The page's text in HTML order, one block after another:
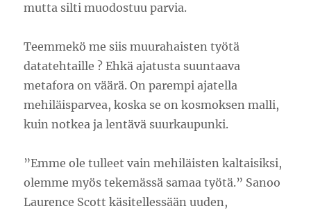
mutta silti muodostuu parvia.
Teemmekö me siis muurahaisten työtä
datatehtaille ? Ehkä ajatusta suuntaava
metafora on väärä. On parempi ajatella
mehiläisparvea, koska se on kosmoksen malli,
kuin notkea ja lentävä suurkaupunki.
”Emme ole tulleet vain mehiläisten kaltaisiksi,
olemme myös tekemässä samaa työtä.” Sanoo
Laurence Scott käsitellessään uuden,